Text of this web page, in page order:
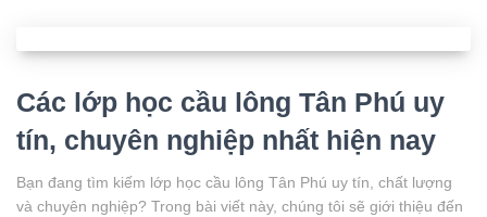
Các lớp học cầu lông Tân Phú uy
tín, chuyên nghiệp nhất hiện nay
Bạn đang tìm kiếm lớp học cầu lông Tân Phú uy tín, chất lượng
và chuyên nghiệp? Trong bài viết này, chúng tôi sẽ giới thiệu đến